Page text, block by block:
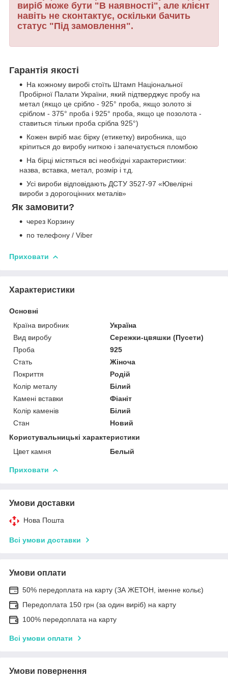
виріб може бути "В наявності", але клієнт
навіть не сконтактує, оскільки бачить
статус "Під замовлення".
Гарантія якості
На кожному виробі стоїть Штамп Національної
Пробірної Палати України, який підтверджує пробу на
метал (якщо це срібло - 925° проба, якщо золото зі
сріблом - 375° проба і 925° проба, якщо це позолота -
ставиться тільки проба срібла 925°)
Кожен виріб має бірку (етикетку) виробника, що
кріпиться до виробу ниткою і запечатується пломбою
На бірці містяться всі необхідні характеристики:
назва, вставка, метал, розмір і т.д.
Усі вироби відповідають ДСТУ 3527-97 «Ювелірні
вироби з дорогоцінних металів»
Як замовити?
через Корзину
по телефону / Viber
Приховати
Характеристики
Основні
Країна виробник
Україна
Вид виробу
Сережки-цвяшки (Пусети)
Проба
925
Стать
Жіноча
Покриття
Родій
Колір металу
Білий
Камені вставки
Фіаніт
Колір каменів
Білий
Стан
Новий
Користувальницькі характеристики
Цвет камня
Белый
Приховати
Умови доставки
Нова Пошта
Всі умови доставки
Умови оплати
50% передоплата на карту (ЗА ЖЕТОН, іменне кольє)
Передоплата 150 грн (за один виріб) на карту
100% передоплата на карту
Всі умови оплати
Умови повернення